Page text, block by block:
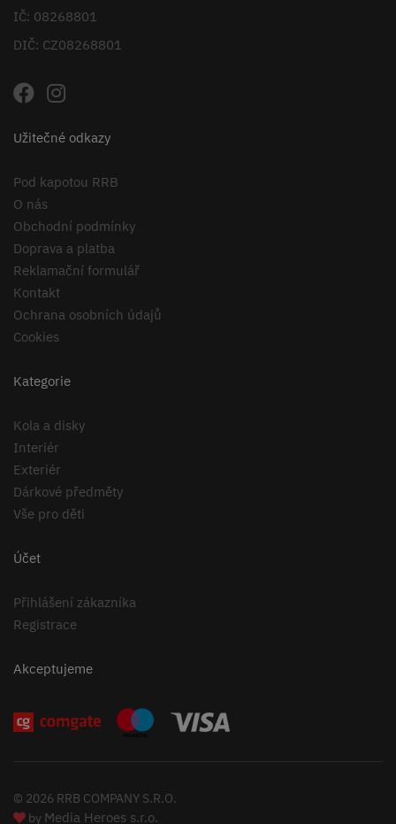
IČ: 08268801
DIČ: CZ08268801
Užitečné odkazy
Pod kapotou RRB
O nás
Obchodní podmínky
Doprava a platba
Reklamační formulář
Kontakt
Ochrana osobních údajů
Cookies
Kategorie
Kola a disky
Interiér
Exteriér
Dárkové předměty
Vše pro děti
Účet
Přihlášení zákazníka
Registrace
Akceptujeme
© 2026 RRB COMPANY S.R.O.
by Media Heroes s.r.o.